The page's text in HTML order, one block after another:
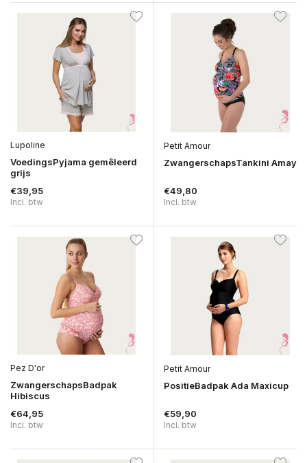
Lupoline
VoedingsPyjama gemêleerd
grijs
€39,95
Incl. btw
Petit Amour
ZwangerschapsTankini Amay
€49,80
Incl. btw
Pez D'or
ZwangerschapsBadpak
Hibiscus
€64,95
Incl. btw
Petit Amour
PositieBadpak Ada Maxicup
€59,90
Incl. btw